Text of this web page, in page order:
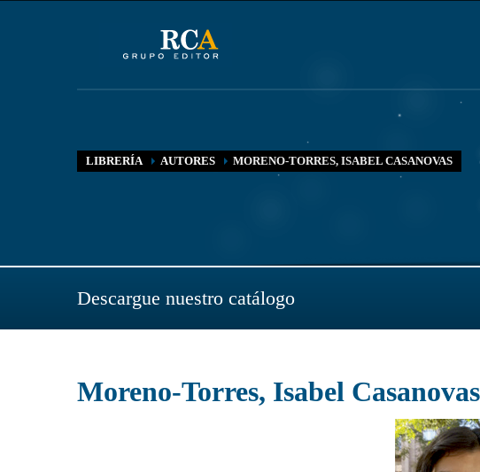
LIBRERÍA AUTORES MORENO-TORRES, ISABEL CASANOVAS
Descargue nuestro catálogo
Moreno-Torres, Isabel Casanovas